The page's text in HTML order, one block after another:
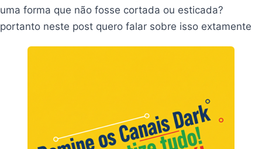
uma forma que não fosse cortada ou esticada?
portanto neste post quero falar sobre isso extamente